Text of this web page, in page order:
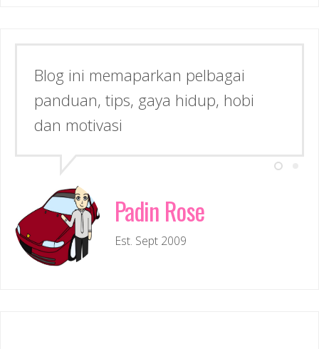
Blog ini memaparkan pelbagai
panduan, tips, gaya hidup, hobi
dan motivasi
Padin Rose
Est. Sept 2009